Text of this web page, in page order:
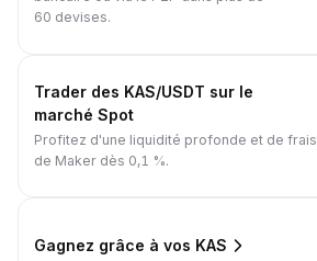
60 devises.
Trader des KAS/USDT sur le
marché Spot
Profitez d'une liquidité profonde et de frais
de Maker dès 0,1 %.
Gagnez grâce à vos KAS